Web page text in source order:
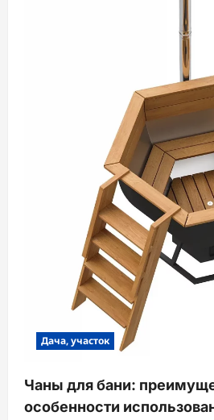
Дача, участок
Чаны для бани:
особенности